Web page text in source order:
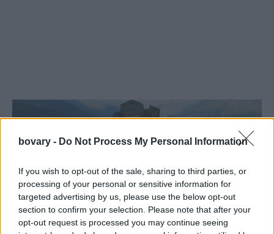
bovary - Do Not Process My Personal Information
If you wish to opt-out of the sale, sharing to third parties, or
processing of your personal or sensitive information for
targeted advertising by us, please use the below opt-out
section to confirm your selection. Please note that after your
opt-out request is processed you may continue seeing
Η Έλενα Ξύδια στην Sacra di San Michele